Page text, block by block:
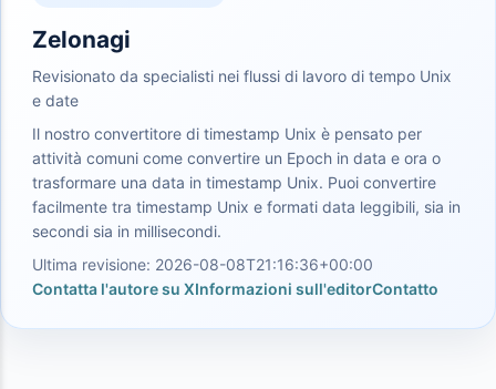
Zelonagi
Revisionato da specialisti nei flussi di lavoro di tempo Unix
e date
Il nostro convertitore di timestamp Unix è pensato per
attività comuni come convertire un Epoch in data e ora o
trasformare una data in timestamp Unix. Puoi convertire
facilmente tra timestamp Unix e formati data leggibili, sia in
secondi sia in millisecondi.
Ultima revisione: 2026-08-08T21:16:36+00:00
Contatta l'autore su XInformazioni sull'editorContatto